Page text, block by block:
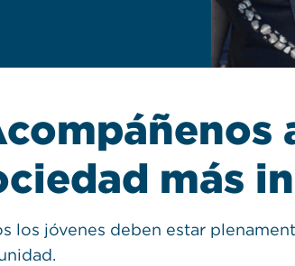
más
los jóvenes deben estar